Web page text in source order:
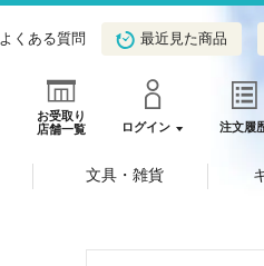
よくある質問 最近見た商品
お受取り
店舗一覧
ログイン 注文履
文具・雑貨